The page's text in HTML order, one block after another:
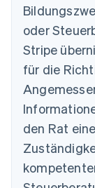
oder
Stripe
für die
den Rat
Australien
English
Belgien
Nederlands
Português
Bulgarien
English
Dänemark